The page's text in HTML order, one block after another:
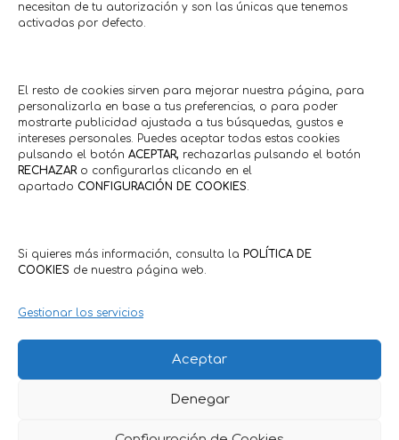
necesitan de tu autorización y son las únicas que tenemos
activadas por defecto.
El resto de cookies sirven para mejorar nuestra página, para
personalizarla en base a tus preferencias, o para poder
mostrarte publicidad ajustada a tus búsquedas, gustos e
intereses personales. Puedes aceptar todas estas cookies
pulsando el botón ACEPTAR, rechazarlas pulsando el botón
RECHAZARo configurarlas clicando en el
apartado CONFIGURACIÓN DE COOKIES.
Si quieres más información, consulta la POLÍTICA DE
COOKIES de nuestra página web.
Gestionar los servicios
Aceptar
Denegar
Política de Privacidad·Política de Cookies